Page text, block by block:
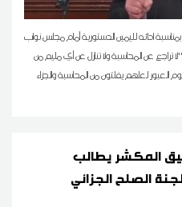
ادائه لليمين الدستورية أمام مجلس نواب
تراجع عن المحاسبة ولا تنازل عن أي مليم من
العبور لعلهم يفلتون من المحاسبة والجزاء
المكشر يطالب
الصلح الجزائي